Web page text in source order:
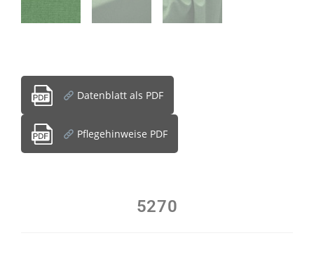
Datenblatt als PDF
Pflegehinweise PDF
5270